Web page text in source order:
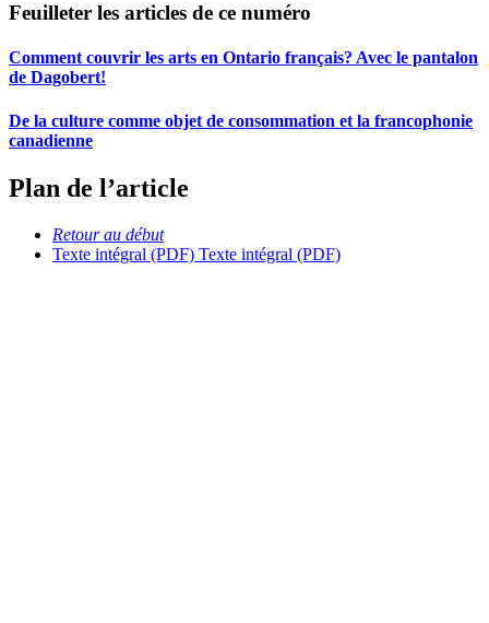
Feuilleter les articles de ce numéro
Comment couvrir les arts en Ontario français? Avec le pantalon
de Dagobert!
De la culture comme objet de consommation et la francophonie
canadienne
Plan de l’article
Retour au début
Texte intégral (PDF) Texte intégral (PDF)